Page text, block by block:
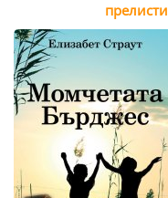
прелисти